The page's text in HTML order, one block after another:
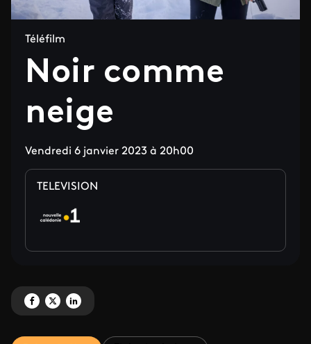
Téléfilm
Noir comme
neige
Vendredi 6 janvier 2023 à 20h00
TELEVISION
Partagez 'Noir comme neige' sur Facebook
Partagez 'Noir comme neige' sur X
Partagez 'Noir comme neige' sur LinkedIn